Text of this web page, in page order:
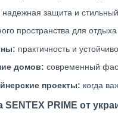
надежная защита и
пространства для отдыха
практичность и
домов: современный
проекты: когда
PRIME от